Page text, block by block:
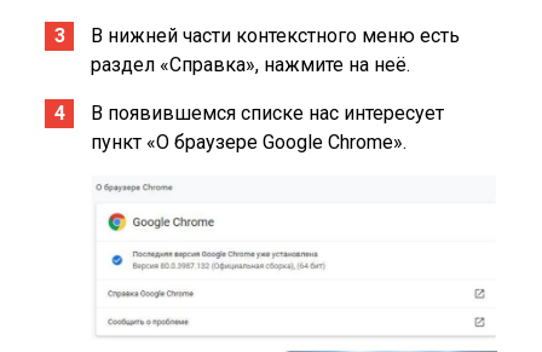
В нижней части контекстного меню есть
раздел «Справка», нажмите на неё.
В появившемся списке нас интересует
пункт «О браузере Google Chrome».